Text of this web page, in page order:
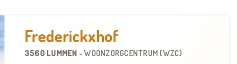
Frederickxhof
3560 LUMMEN -WOONZORGCENTRUM (WZC)